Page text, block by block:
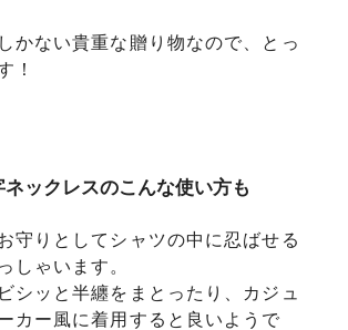
かない貴重な贈り物なので、とっ
！
ックレスのこんな使い方も
守りとしてシャツの中に忍ばせる
しゃいます。
シッと半纏をまとったり、カジュ
カー風に着用すると良いようで